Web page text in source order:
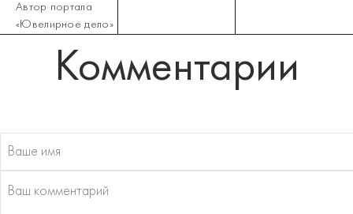
Автор портала
«Ювелирное дело»
Комментарии